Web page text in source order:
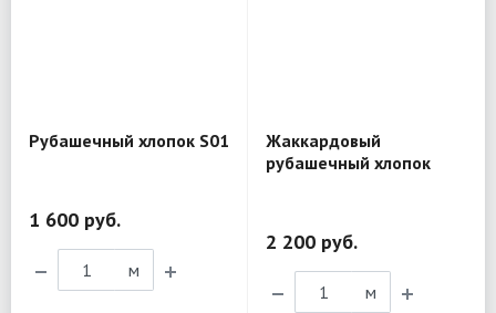
Рубашечный хлопок S01
1 600 руб.
м
Жаккардовый
рубашечный хлопок
2 200 руб.
м